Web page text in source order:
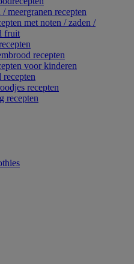
meergranen recepten
met noten / zaden /
fruit
recepten
voor kinderen
recepten
recepten
recepten